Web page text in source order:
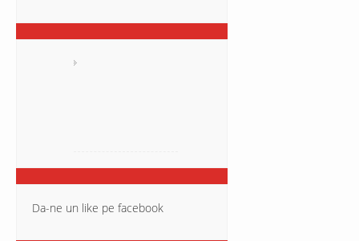
Da-ne un like pe facebook